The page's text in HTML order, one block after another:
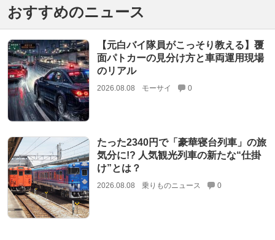
おすすめのニュース
【元白バイ隊員がこっそり教える】覆
面パトカーの見分け方と車両運用現場
のリアル
2026.08.08 モーサイ 0
たった2340円で「豪華寝台列車」の旅
気分に!? 人気観光列車の新たな“仕掛
け”とは？
2026.08.08 乗りものニュース 0